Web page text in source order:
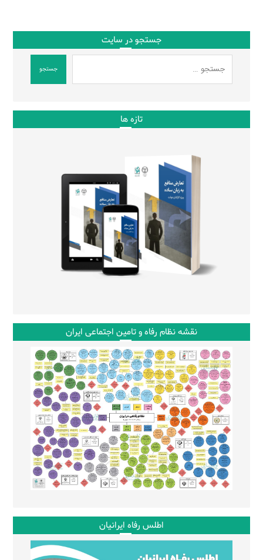
جستجو در سایت
جستجو
تازه ها
نقشه نظام رفاه و تامین اجتماعی ایران
اطلس رفاه ایرانیان